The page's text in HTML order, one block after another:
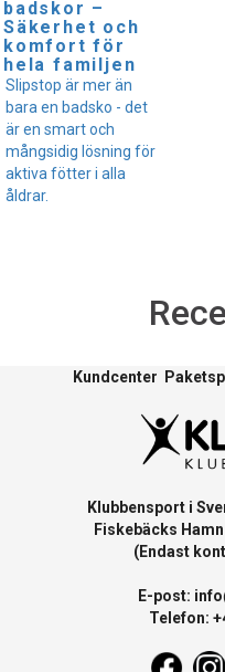
badskor –
Säkerhet och
komfort för
hela familjen
Slipstop är mer än
bara en badsko - det
är en smart och
mångsidig lösning för
aktiva fötter i alla
åldrar.
Kundcenter
Klubbensport i
Fiskebäcks Hamn
(Endast
E-post:
Telefon: